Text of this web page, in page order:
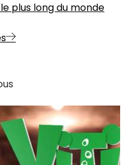
plus long du monde